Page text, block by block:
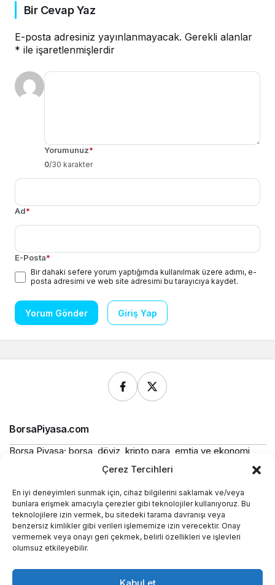
Çerez Tercihleri
En iyi deneyimleri sunmak için, cihaz bilgilerini saklamak ve/veya
bunlara erişmek amacıyla çerezler gibi teknolojiler kullanıyoruz. Bu
teknolojilere izin vermek, bu sitedeki tarama davranışı veya
benzersiz kimlikler gibi verileri işlememize izin verecektir. Onay
vermemek veya onayı geri çekmek, belirli özellikleri ve işlevleri
olumsuz etkileyebilir.
Kabul et
Bir Cevap Yaz
E-posta adresiniz yayınlanmayacak. Gerekli alanlar
* ile işaretlenmişlerdir
Yorumunuz*
0/30 karakter
Ad*
E-Posta*
Bir dahaki sefere yorum yaptığımda kullanılmak üzere adımı, e-
posta adresimi ve web site adresimi bu tarayıcıya kaydet.
Yorum Gönder Giriş Yap
BorsaPiyasa.com
Borsa Piyasa; borsa, döviz, kripto para, emtia ve ekonomi
alanlarında güncel haberler, piyasa verileri ve bilgilendirici
içerikler sunan bağımsız bir dijital yayın platformudur.
Bu sitede yer alan içerikler bilgilendirme amaçlıdır ve
yatırım tavsiyesi niteliği taşımaz.
Yasal
Kurumsal